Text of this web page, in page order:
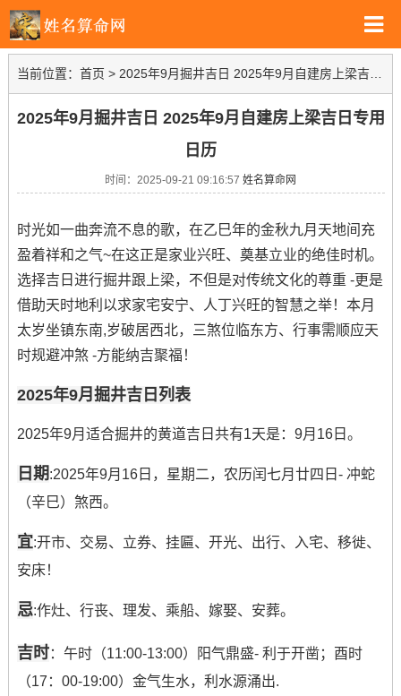
当前位置： 首页 > 2025年9月掘井吉日 2025年9月自建房上梁吉日专用日历
2025年9月掘井吉日 2025年9月自建房上梁吉日专用
日历
时间：2025-09-21 09:16:57 姓名算命网
时光如一曲奔流不息的歌，在乙巳年的金秋九月天地间充
盈着祥和之气~在这正是家业兴旺、奠基立业的绝佳时机。
选择吉日进行掘井跟上梁，不但是对传统文化的尊重 -更是
借助天时地利以求家宅安宁、人丁兴旺的智慧之举！本月
太岁坐镇东南,岁破居西北，三煞位临东方、行事需顺应天
时规避冲煞 -方能纳吉聚福！
2025年9月掘井吉日列表
2025年9月适合掘井的黄道吉日共有1天是：9月16日。
日期:2025年9月16日，星期二，农历闰七月廿四日- 冲蛇
（辛巳）煞西。
宜:开市、交易、立券、挂匾、开光、出行、入宅、移徙、
安床！
忌:作灶、行丧、理发、乘船、嫁娶、安葬。
吉时：午时（11:00-13:00）阳气鼎盛- 利于开凿；酉时
（17：00-19:00）金气生水，利水源涌出.